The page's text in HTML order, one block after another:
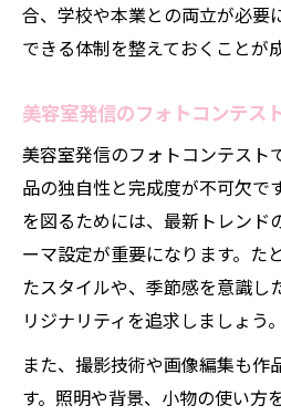
合、学校や本業との両立が必要
できる体制を整えておくことが
美容室発信のフォトコンテス
美容室発信のフォトコンテスト
品の独自性と完成度が不可欠で
を図るためには、最新トレンド
ーマ設定が重要になります。た
たスタイルや、季節感を意識し
リジナリティを追求しましょう。
また、撮影技術や画像編集も作
す。照明や背景、小物の使い方